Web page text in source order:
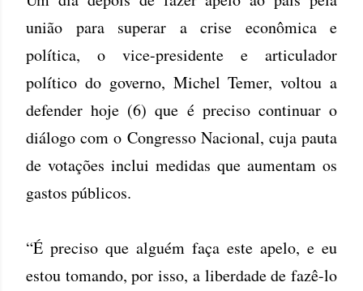
união para superar a crise econômica e
política, o vice-presidente e articulador
político do governo, Michel Temer, voltou a
defender hoje (6) que é preciso continuar o
diálogo com o Congresso Nacional, cuja pauta
de votações inclui medidas que aumentam os
gastos públicos.
“É preciso que alguém faça este apelo, e eu
estou tomando, por isso, a liberdade de fazê-lo